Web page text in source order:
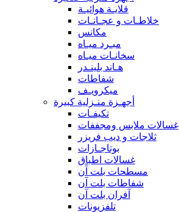
قلايـة هوائيـة
خلاطـات و عجـانـات
مكانس
مبـرد ميـاه
سخانـات ميـاه
هـاند بلينـدر
شفاطات
ميكرويـف
أجهـزة منـزلية كبيرة
تكيفـات
غسالات ملابس ومجففات
ثلاجات و ديب فريزر
بوتاجـازات
غسالات اطباق
مسطحات بلت آن
شفاطات بلت آن
آفران بلت آن
تلفزيونات